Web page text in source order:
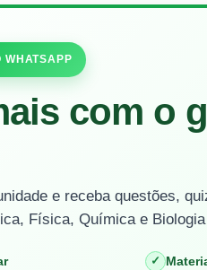
WHATSAPP
com o
e receba questões,
Física, Química e
✓